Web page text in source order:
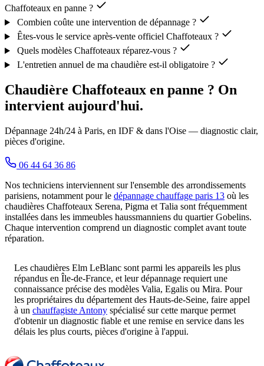
Chaffoteaux en panne ?
Combien coûte une intervention de dépannage ?
Êtes-vous le service après-vente officiel Chaffoteaux ?
Quels modèles Chaffoteaux réparez-vous ?
L'entretien annuel de ma chaudière est-il obligatoire ?
Chaudière Chaffoteaux en panne ? On
intervient aujourd'hui.
Dépannage 24h/24 à Paris, en IDF & dans l'Oise — diagnostic clair,
pièces d'origine.
06 44 64 36 86
Nos techniciens interviennent sur l'ensemble des arrondissements
parisiens, notamment pour le dépannage chauffage paris 13 où les
chaudières Chaffoteaux Serena, Pigma et Talia sont fréquemment
installées dans les immeubles haussmanniens du quartier Gobelins.
Chaque intervention comprend un diagnostic complet avant toute
réparation.
Les chaudières Elm LeBlanc sont parmi les appareils les plus
répandus en Île-de-France, et leur dépannage requiert une
connaissance précise des modèles Valia, Egalis ou Mira. Pour
les propriétaires du département des Hauts-de-Seine, faire appel
à un chauffagiste Antony spécialisé sur cette marque permet
d'obtenir un diagnostic fiable et une remise en service dans les
délais les plus courts, pièces d'origine à l'appui.